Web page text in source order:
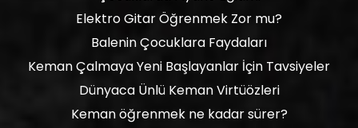
Elektro Gitar Öğrenmek Zor mu?
Balenin Çocuklara Faydaları
Keman Çalmaya Yeni Başlayanlar İçin Tavsiyeler
Dünyaca Ünlü Keman Virtüözleri
Keman öğrenmek ne kadar sürer?